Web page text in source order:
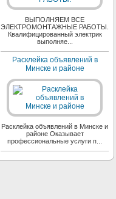
ВЫПОЛНЯЕМ ВСЕ
ЭЛЕКТРОМОНТАЖНЫЕ РАБОТЫ.
Квалифицированный электрик
выполняе...
Расклейка объявлений в
Минске и районе
Расклейка объявлений в Минске и
районе Оказывает
профессиональные услуги п...